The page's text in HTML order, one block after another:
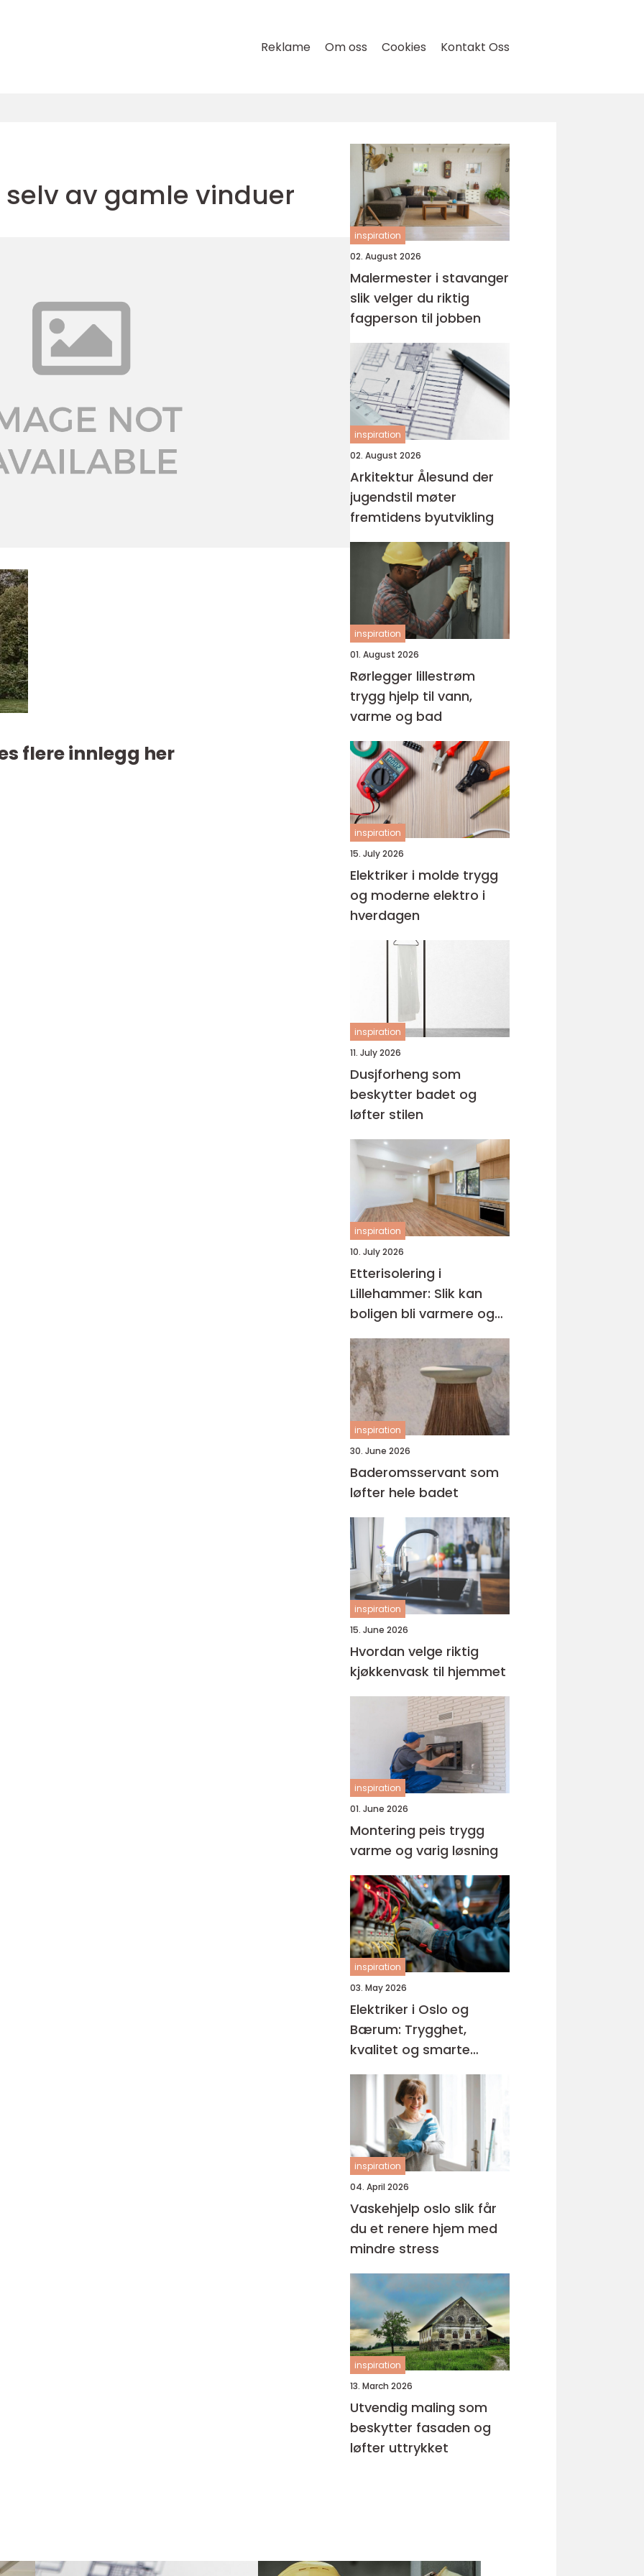
Reklame Om oss Cookies Kontakt Oss
av gamle vinduer
flere innlegg her
inspiration
02. August 2026
Malermester i stavanger
slik velger du riktig
fagperson til jobben
inspiration
02. August 2026
Arkitektur Ålesund der
jugendstil møter
fremtidens byutvikling
inspiration
01. August 2026
Rørlegger lillestrøm
trygg hjelp til vann,
varme og bad
inspiration
15. July 2026
Elektriker i molde trygg
og moderne elektro i
hverdagen
inspiration
11. July 2026
Dusjforheng som
beskytter badet og
løfter stilen
inspiration
10. July 2026
Etterisolering i
Lillehammer: Slik kan
boligen bli varmere og
mer energieffektiv
inspiration
30. June 2026
Baderomsservant som
løfter hele badet
inspiration
15. June 2026
Hvordan velge riktig
kjøkkenvask til hjemmet
inspiration
01. June 2026
Montering peis trygg
varme og varig løsning
inspiration
03. May 2026
Elektriker i Oslo og
Bærum: Trygghet,
kvalitet og smarte
løsninger
inspiration
04. April 2026
Vaskehjelp oslo slik får
du et renere hjem med
mindre stress
inspiration
13. March 2026
Utvendig maling som
beskytter fasaden og
løfter uttrykket